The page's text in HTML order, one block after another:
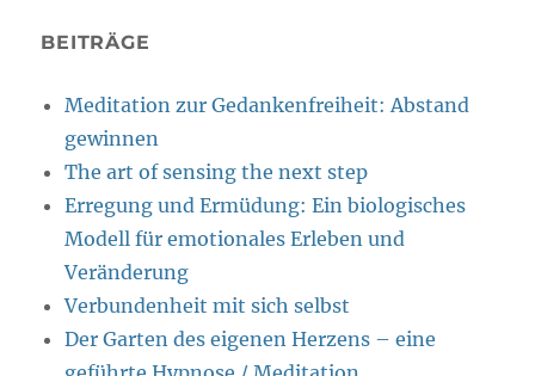
BEITRÄGE
Meditation zur Gedankenfreiheit: Abstand
gewinnen
The art of sensing the next step
Erregung und Ermüdung: Ein biologisches
Modell für emotionales Erleben und
Veränderung
Verbundenheit mit sich selbst
Der Garten des eigenen Herzens – eine